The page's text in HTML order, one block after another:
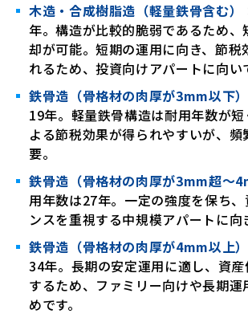
木造・合成樹脂造（軽量鉄骨含む）
年。構造が比較的脆弱であるため、
却が可能。短期の運用に向き、節税
れるため、投資向けアパートに向い
鉄骨造（骨格材の肉厚が3mm以下）
19年。軽量鉄骨構造は耐用年数が
よる節税効果が得られやすいが、頻
要。
鉄骨造（骨格材の肉厚が3mm超〜
用年数は27年。一定の強度を保ち
ンスを重視する中規模アパートに向
鉄骨造（骨格材の肉厚が4mm以上）
34年。長期の安定運用に適し、資
するため、ファミリー向けや長期運
めです。